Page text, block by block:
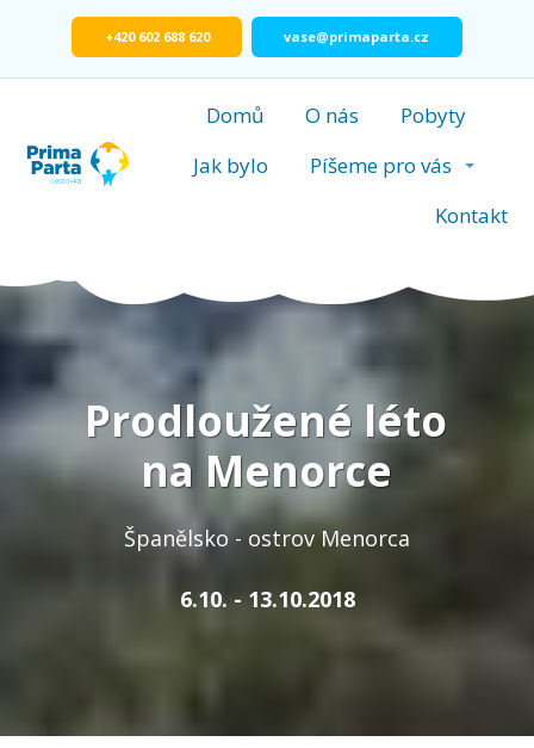
+420 602 688 620 vase@primaparta.cz
Domů O nás
Pobyty
Jak bylo
Píšeme pro vás
Kontakt
Prodloužené léto
na Menorce
Španělsko - ostrov Menorca
6.10. - 13.10.2018